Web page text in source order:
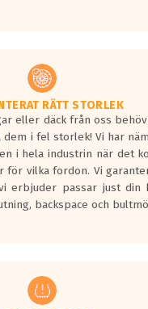
h brukar
överträffa
det finnas
med vågar. Hög
svarta vågor
påvisar om det är
år 2016.
vågor är redan
RÄTT STORLEK
eller däck från oss
i fel storlek! Vi har
i hela industrin när det
för vilka fordon. Vi
erbjuder passar just
backspace och